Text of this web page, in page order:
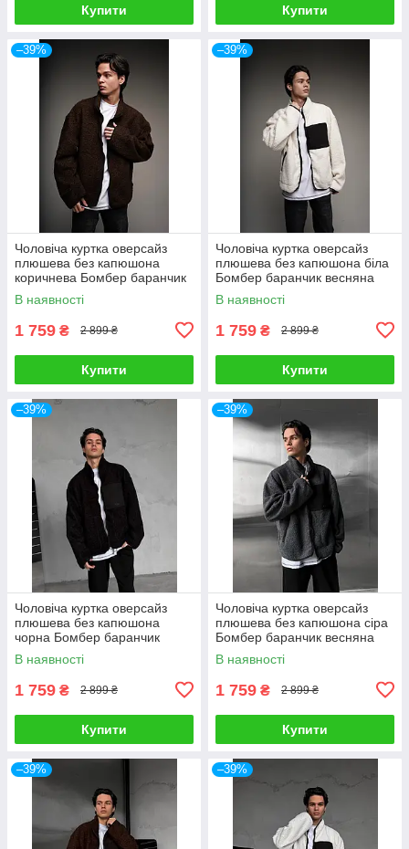
Купити Купити
–39%
Чоловіча куртка оверсайз
плюшева без капюшона
коричнева Бомбер баранчик
весняна осіння
В наявності
1 759 ₴ 2 899 ₴
Купити
–39%
Чоловіча куртка оверсайз
плюшева без капюшона біла
Бомбер баранчик весняна
осіння
В наявності
1 759 ₴ 2 899 ₴
Купити
–39%
Чоловіча куртка оверсайз
плюшева без капюшона
чорна Бомбер баранчик
весняна осіння
В наявності
1 759 ₴ 2 899 ₴
Купити
–39%
Чоловіча куртка оверсайз
плюшева без капюшона сіра
Бомбер баранчик весняна
осіння
В наявності
1 759 ₴ 2 899 ₴
Купити
–39% –39%